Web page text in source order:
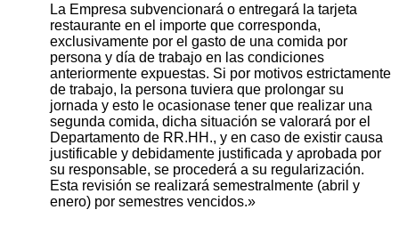
La Empresa subvencionará o entregará la tarjeta
restaurante en el importe que corresponda,
exclusivamente por el gasto de una comida por
persona y día de trabajo en las condiciones
anteriormente expuestas. Si por motivos estrictamente
de trabajo, la persona tuviera que prolongar su
jornada y esto le ocasionase tener que realizar una
segunda comida, dicha situación se valorará por el
Departamento de RR.HH., y en caso de existir causa
justificable y debidamente justificada y aprobada por
su responsable, se procederá a su regularización.
Esta revisión se realizará semestralmente (abril y
enero) por semestres vencidos.»